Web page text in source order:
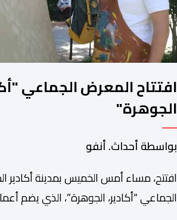
افتتاح المعرض الجماعي
الجوهرة"
بواسطة أحداث. أنفو
افتتح، مساء أمس الخميس بمدينة أكادير